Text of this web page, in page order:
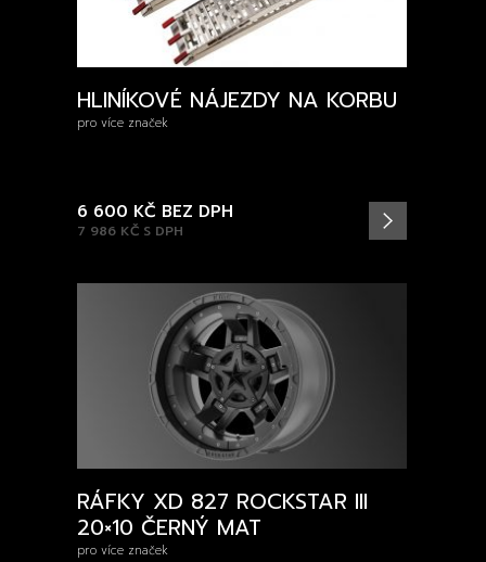
HLINÍKOVÉ NÁJEZDY NA KORBU
pro více značek
7 986 KČ S DPH
6 600 KČ BEZ DPH
RÁFKY XD 827 ROCKSTAR III
20×10 ČERNÝ MAT
pro více značek